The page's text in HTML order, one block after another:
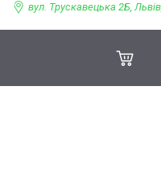
вул. Трускавецька 2Б,